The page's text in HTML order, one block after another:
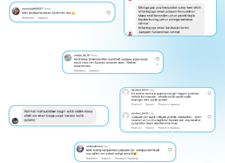
МАМА МОЖЕТ!
Faol onalarimiz uchun biz bilan birga
imkon yaratuvchi “Onalar uddalaydilar”
hamkorlik dasturini yaratdik, dastur
yordamida siz biz bilan o'z shahringizda
Agar muvaffaqiyatga erisha olmasangiz,
har doim mahsulotni qaytarib berishingiz
va pulingizni qaytarib olishingiz mumkin.
Ariza qoldiring va bizning konsultatlarimiz
kun davomida siz bilan bog'lanib,